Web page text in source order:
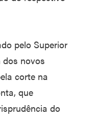
pelo Superior
dos novos
corte na
que
do